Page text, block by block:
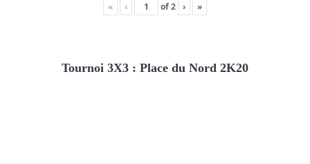
« ‹ of2 › »
Tournoi 3X3 : Place du Nord 2K20